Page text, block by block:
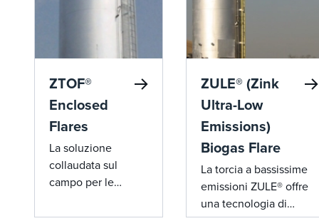
ZTOF®
Enclosed
Flares
La soluzione
collaudata sul
campo per le
discarica, biogas e
ZULE® (Zink
Ultra-Low
Emissions)
Biogas Flare
La torcia a bassissime
emissioni ZULE® offre
una tecnologia di